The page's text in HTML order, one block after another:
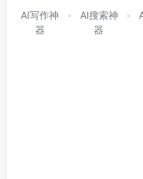
AI写作神
器
AI搜索神
器